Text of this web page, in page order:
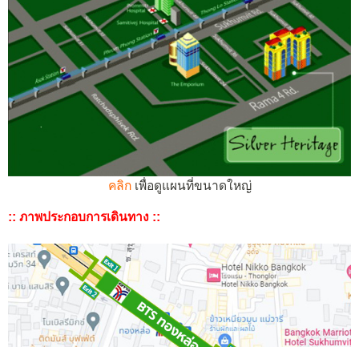
คลิกเพื่อดูแผนที่ขนาดใหญ่
:: ภาพประกอบการเดินทาง ::